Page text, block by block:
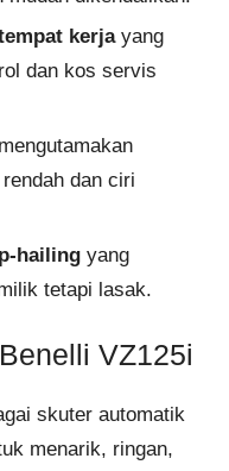
kerjayang
dan kos servis
dan ciri
hailing yang
tetapi lasak.
VZ125i
skuter automatik
menarik, ringan,